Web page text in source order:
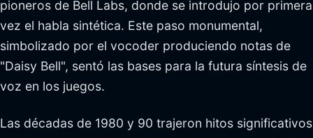
pioneros de Bell Labs, donde se introdujo por primera
vez el habla sintética. Este paso monumental,
simbolizado por el vocoder produciendo notas de
"Daisy Bell", sentó las bases para la futura síntesis de
voz en los juegos.
Las décadas de 1980 y 90 trajeron hitos significativos